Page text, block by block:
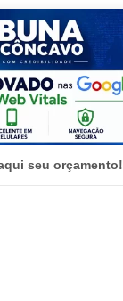
seu orçamento!